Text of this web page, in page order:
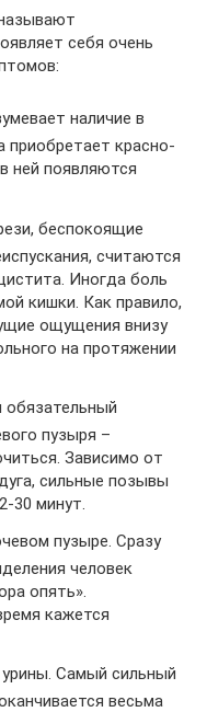
себя очень
наличие в
приобретает красно-
ней появляются
беспокоящие
считаются
Иногда боль
кишки. Как правило,
ощущения внизу
на протяжении
пузыря –
Зависимо от
сильные позывы
30 минут.
пузыре. Сразу
человек
опять».
кажется
Самый сильный
весьма